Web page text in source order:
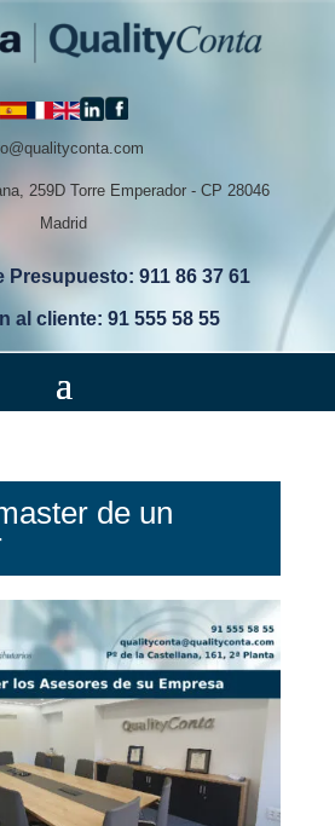
259D Torre Emperador - CP 28046
Madrid
Presupuesto: 911 86 37 61
al cliente: 91 555 58 55
de un